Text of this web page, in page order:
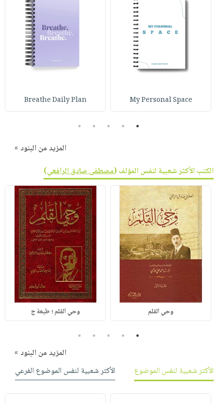
My Personal Space
Breathe Daily Plan
1
2
3
4
5
المزيد من البنود »
الكتب الأكثر شعبية لنفس المؤلف (مصطفى صادق الرافعي)
وحي القلم وحي القلم ؛ طبعة ج
1
2
3
4
5
المزيد من البنود »
الأكثر شعبية لنفس الموضوع
الأكثر شعبية لنفس الموضوع الفرعي